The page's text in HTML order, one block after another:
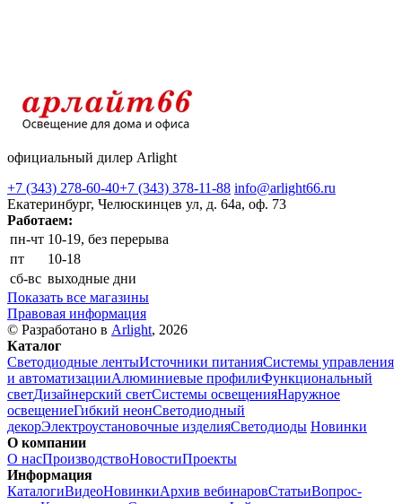
официальный дилер Arlight
+7 (343) 278-60-40+7 (343) 378-11-88 info@arlight66.ru
Екатеринбург, Челюскинцев ул, д. 64а, оф. 73
Работаем:
пн-чт 10-19, без перерыва
пт
10-18
сб-вс выходные дни
Показать все магазины
Правовая информация
© Разработано в Arlight, 2026
Каталог
Светодиодные лентыИсточники питанияСистемы управления
и автоматизацииАлюминиевые профилиФункциональный
светДизайнерский светСистемы освещенияНаружное
освещениеГибкий неонСветодиодный
декорЭлектроустановочные изделияСветодиоды Новинки
О компании
О насПроизводствоНовостиПроекты
Информация
КаталогиВидеоНовинкиАрхив вебинаровСтатьиВопрос-